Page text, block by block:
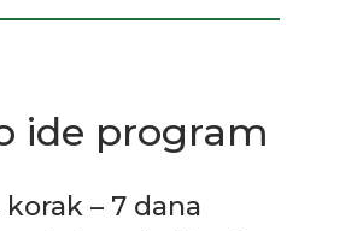
ide program
korak – 7 dana